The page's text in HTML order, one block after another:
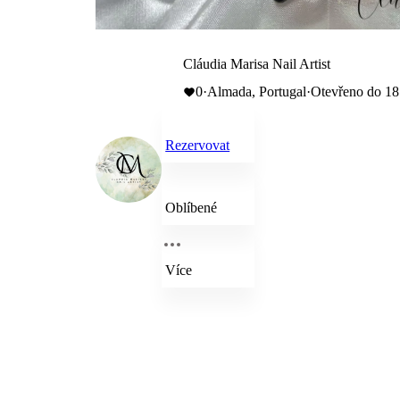
Cláudia Marisa Nail Artist
0·Almada, Portugal·Otevřeno do
Rezervovat
Oblíbené
Více